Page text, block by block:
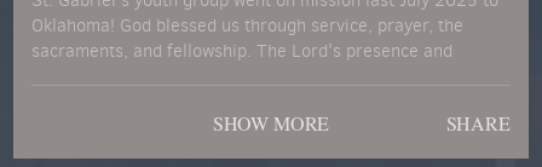
Oklahoma! God blessed us through service, prayer, the
sacraments, and fellowship. The Lord's presence and
Thank you to the CMT mission leaders for everything they
did, the Benedictines of Mary, Queen of the Apostles in
SHOW MORE SHARE